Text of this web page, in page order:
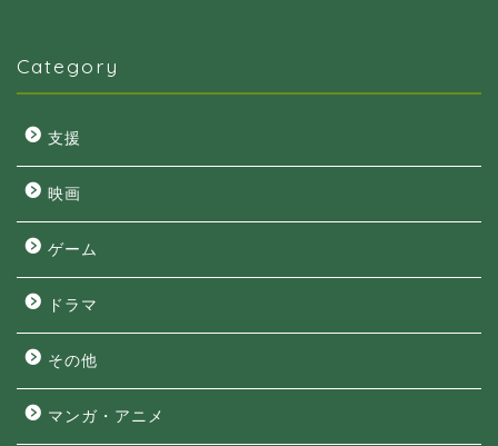
Category
支援
映画
ゲーム
ドラマ
その他
マンガ・アニメ